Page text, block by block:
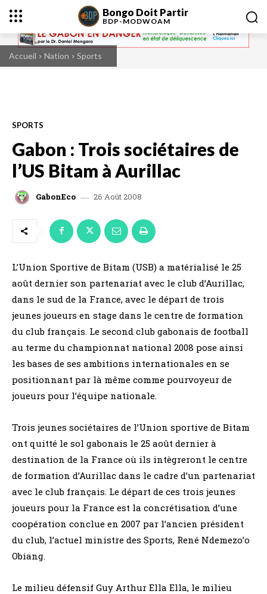
Bongo Doit Partir
BDP-MODWOAM
Accueil Nation Sports
SPORTS
Gabon : Trois sociétaires de
l’US Bitam à Aurillac
GabonEco 26 Août 2008
L’Union Sportive de Bitam (USB) a matérialisé le 25
août dernier son partenariat avec le club d’Aurillac,
dans le sud de la France, avec le départ de trois
jeunes joueurs en stage dans le centre de formation
du club français. Le second club gabonais de football
au terme du championnat national 2008 pose ainsi
les bases de ses ambitions internationales en se
positionnant par là même comme pourvoyeur de
joueurs pour l’équipe nationale.
Trois jeunes sociétaires de l’Union sportive de Bitam
ont quitté le sol gabonais le 25 août dernier à
destination de la France où ils intègreront le centre
de formation d’Aurillac dans le cadre d’un partenariat
avec le club français. Le départ de ces trois jeunes
joueurs pour la France est la concrétisation d’une
coopération conclue en 2007 par l’ancien président
du club, l’actuel ministre des Sports, René Ndemezo’o
Obiang.
Le milieu défensif Guy Arthur Ella Ella, le milieu